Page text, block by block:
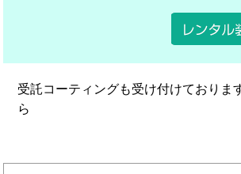
受託コーティングも受け付けておりま
ら